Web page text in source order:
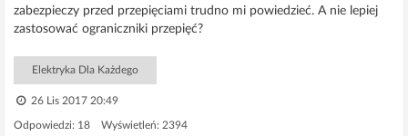
zabezpieczy przed przepięciami trudno mi powiedzieć. A nie lepiej
zastosować ograniczniki przepięć?
Elektryka Dla Każdego
26 Lis 2017 20:49
Odpowiedzi: 18 Wyświetleń: 2394